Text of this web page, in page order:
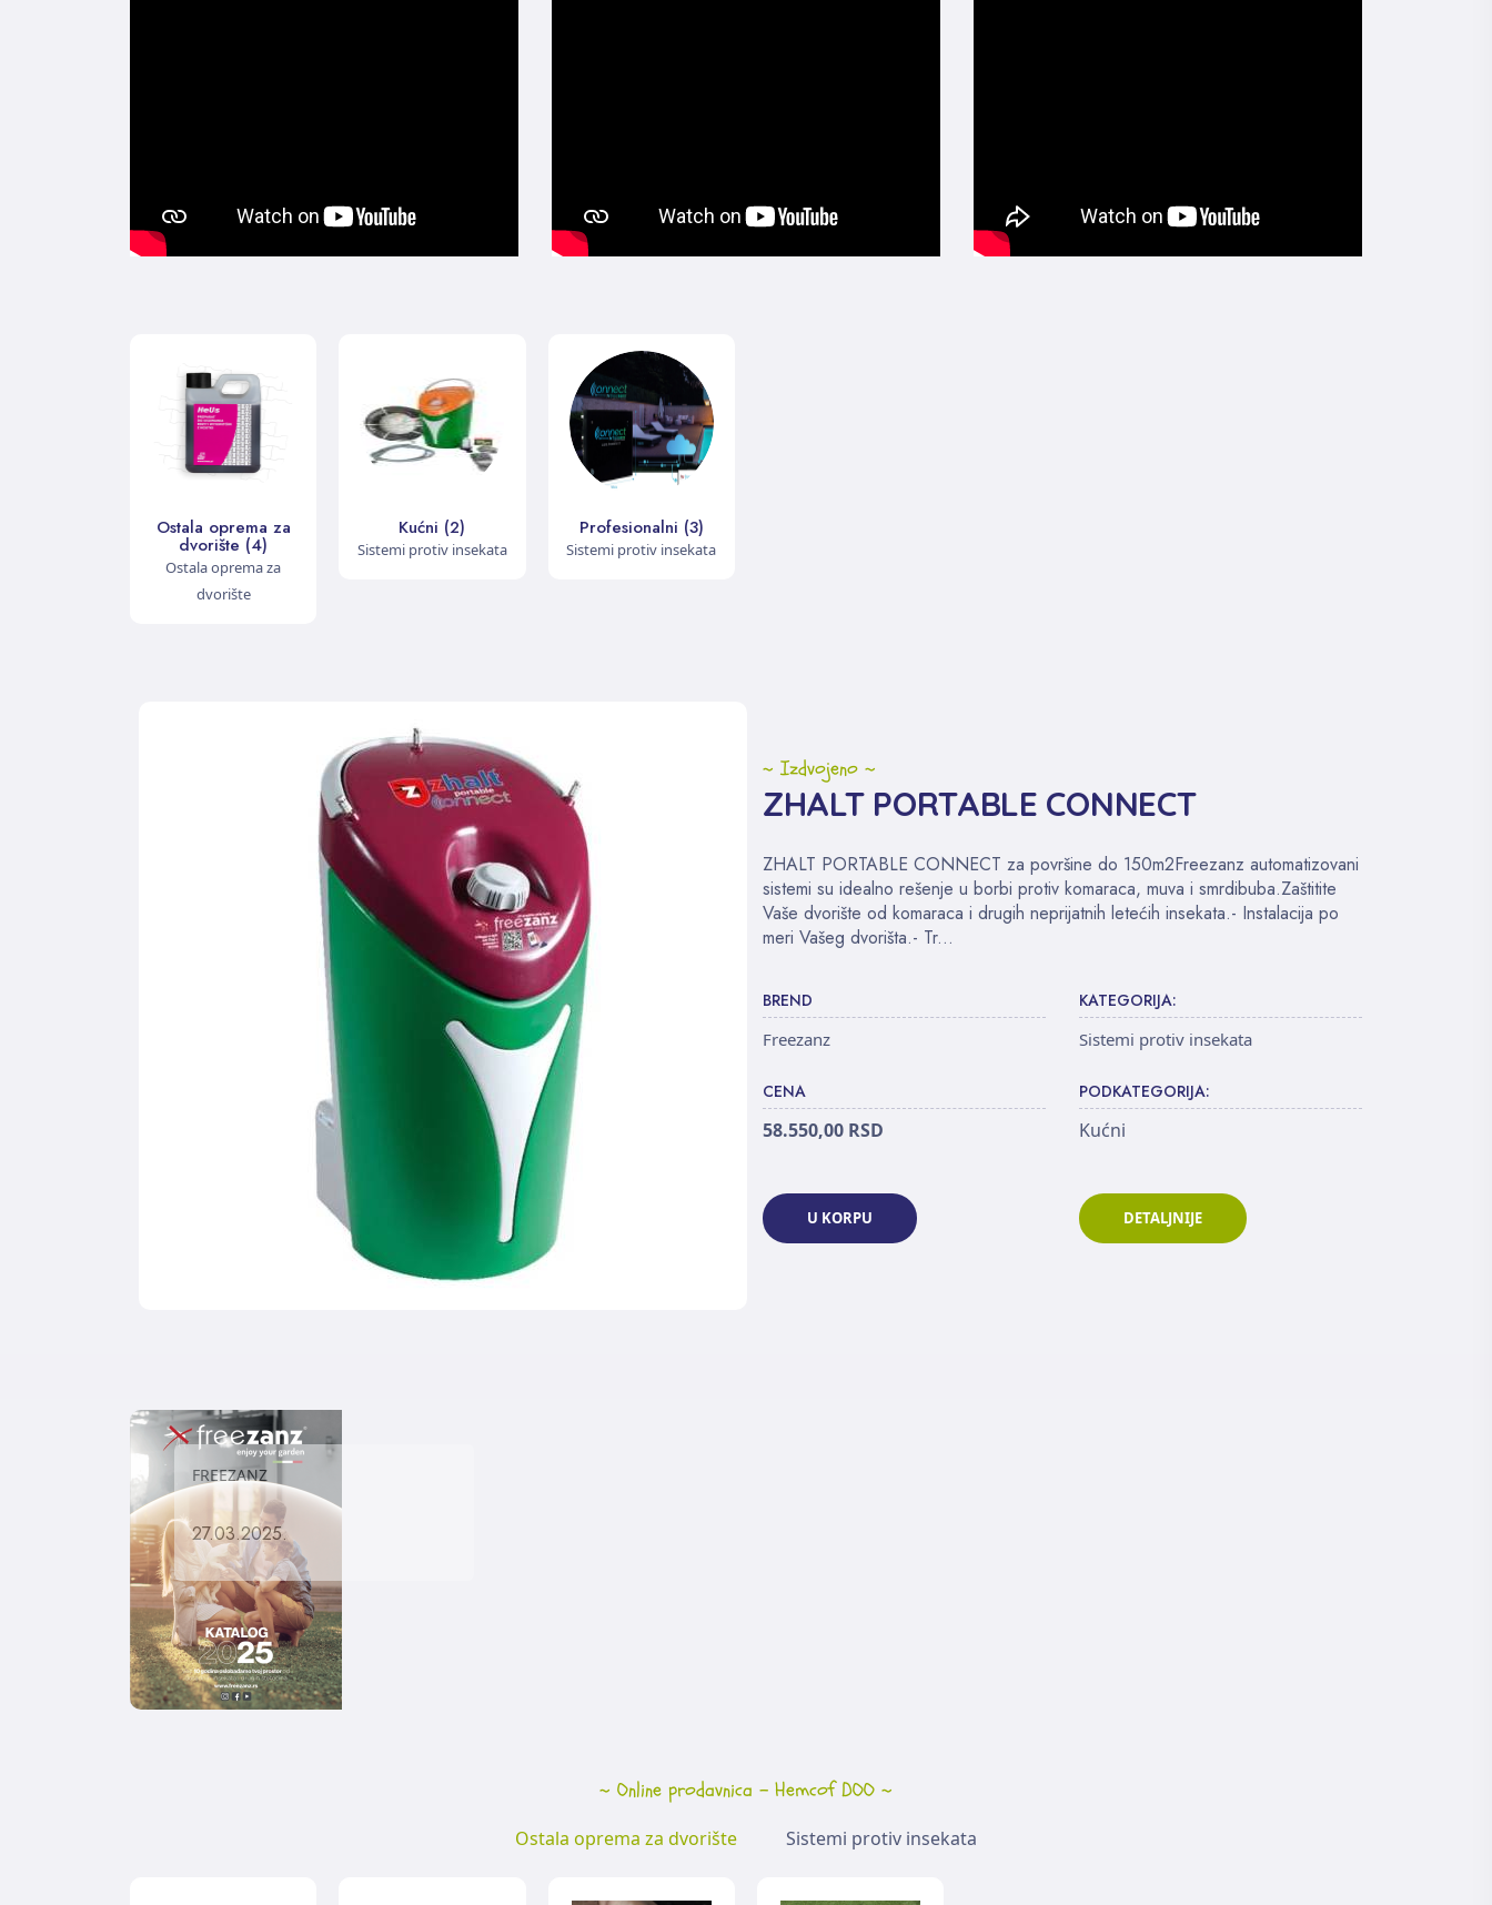
Ostala oprema za
dvorište (4)
Ostala oprema za
dvorište
Kućni (2)
Sistemi protiv insekata
Profesionalni (3)
Sistemi protiv insekata
~ Izdvojeno ~
ZHALT PORTABLE CONNECT
ZHALT PORTABLE CONNECT za površine do 150m2Freezanz automatizovani
sistemi su idealno rešenje u borbi protiv komaraca, muva i smrdibuba.Zaštitite
Vaše dvorište od komaraca i drugih neprijatnih letećih insekata.- Instalacija po
meri Vašeg dvorišta.- Tr...
BREND
Freezanz
CENA
58.550,00 RSD
U KORPU
KATEGORIJA:
Sistemi protiv insekata
PODKATEGORIJA:
Kućni
DETALJNIJE
FREEZANZ
27.03.2025.
~ Online prodavnica - Hemcof DOO ~
Ostala oprema za dvorište Sistemi protiv insekata